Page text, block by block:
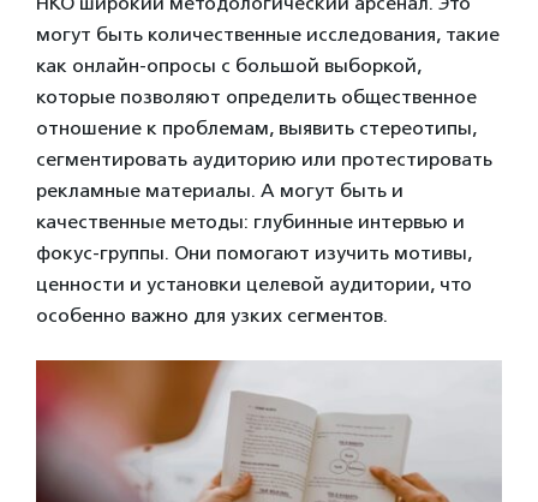
могут быть количественные исследования, такие
как онлайн-опросы с большой выборкой,
которые позволяют определить общественное
отношение к проблемам, выявить стереотипы,
сегментировать аудиторию или протестировать
рекламные материалы. А могут быть и
качественные методы: глубинные интервью и
фокус-группы. Они помогают изучить мотивы,
ценности и установки целевой аудитории, что
особенно важно для узких сегментов.